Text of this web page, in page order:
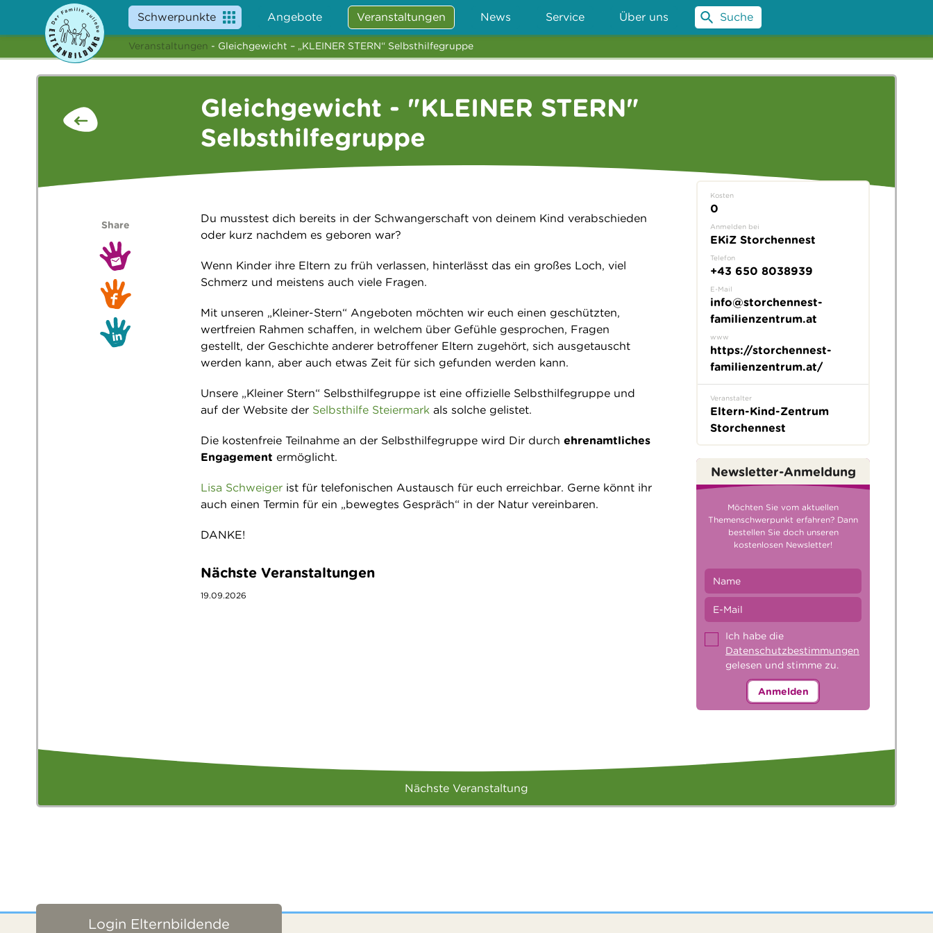
Schwerpunkte Angebote Veranstaltungen News Service Über uns Suche
Veranstaltungen - Gleichgewicht – „KLEINER STERN“ Selbsthilfegruppe
Gleichgewicht - "KLEINER STERN"
Selbsthilfegruppe
Du musstest dich bereits in der Schwangerschaft von deinem Kind verabschieden
oder kurz nachdem es geboren war?
Wenn Kinder ihre Eltern zu früh verlassen, hinterlässt das ein großes Loch, viel
Schmerz und meistens auch viele Fragen.
Mit unseren „Kleiner-Stern“ Angeboten möchten wir euch einen geschützten,
wertfreien Rahmen schaffen, in welchem über Gefühle gesprochen, Fragen
gestellt, der Geschichte anderer betroffener Eltern zugehört, sich ausgetauscht
werden kann, aber auch etwas Zeit für sich gefunden werden kann.
Unsere „Kleiner Stern“ Selbsthilfegruppe ist eine offizielle Selbsthilfegruppe und
auf der Website der Selbsthilfe Steiermark als solche gelistet.
Die kostenfreie Teilnahme an der Selbsthilfegruppe wird Dir durch ehrenamtliches
Engagement ermöglicht.
Lisa Schweiger ist für telefonischen Austausch für euch erreichbar. Gerne könnt ihr
auch einen Termin für ein „bewegtes Gespräch“ in der Natur vereinbaren.
DANKE!
Nächste Veranstaltungen
19.09.2026
Share
Kosten
0
Anmelden bei
EKiZ Storchennest
Telefon
+43 650 8038939
E-Mail
info@storchennest-
familienzentrum.at
www
https://storchennest-
familienzentrum.at/
Veranstalter
Eltern-Kind-Zentrum
Storchennest
Newsletter-Anmeldung
Möchten Sie vom aktuellen
Themenschwerpunkt erfahren? Dann
bestellen Sie doch unseren
kostenlosen Newsletter!
Ich habe die
Datenschutzbestimmungen
gelesen und stimme zu.
Anmelden
Nächste Veranstaltung
Login Elternbildende